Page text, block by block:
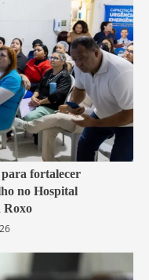
fortalecer
no Hospital
Roxo